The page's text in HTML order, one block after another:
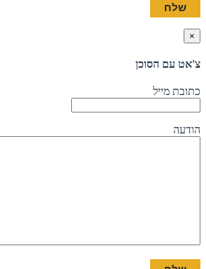
×
צ'אט עם הסוכן
כתובת מייל
הודעה